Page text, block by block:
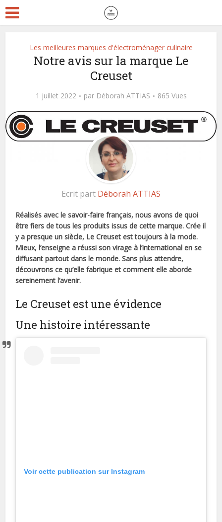
Les meilleures marques d'électroménager culinaire
Notre avis sur la marque Le
Creuset
1 juillet 2022 par Déborah ATTIAS 865 Vues
Ecrit part Déborah ATTIAS
Réalisés avec le savoir-faire français, nous avons de quoi
être fiers de tous les produits issus de cette marque. Crée il
y a presque un siècle, Le Creuset est toujours à la mode.
Mieux, l’enseigne a réussi son virage à l’international en se
diffusant partout dans le monde. Sans plus attendre,
découvrons ce qu’elle fabrique et comment elle aborde
sereinement l’avenir.
Le Creuset est une évidence
Une histoire intéressante
Voir cette publication sur Instagram